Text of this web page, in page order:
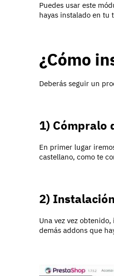
Puedes usar este
hayas instalado en tu
¿Cómo
Deberás seguir un
1) Cómpralo
En primer lugar
castellano, como te
2) Instalación
Una vez vez
demás addons que